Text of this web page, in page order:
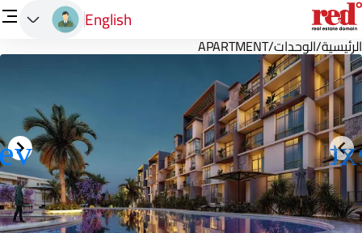
English
الرئيسية/الوحدات/
APARTMENT